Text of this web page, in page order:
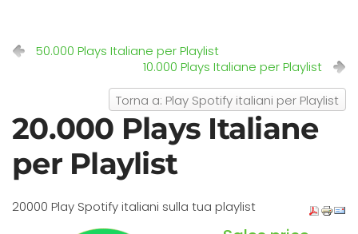
50.000 Plays Italiane per Playlist
10.000 Plays Italiane per Playlist
Torna a: Play Spotify italiani per Playlist
20.000 Plays Italiane
per Playlist
20000 Play Spotify italiani sulla tua playlist